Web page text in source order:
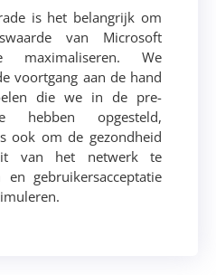
is het belangrijk om
van Microsoft
maximaliseren. We
voortgang aan de hand
die we in de pre-
hebben opgesteld,
ook om de gezondheid
van het netwerk te
en gebruikersacceptatie